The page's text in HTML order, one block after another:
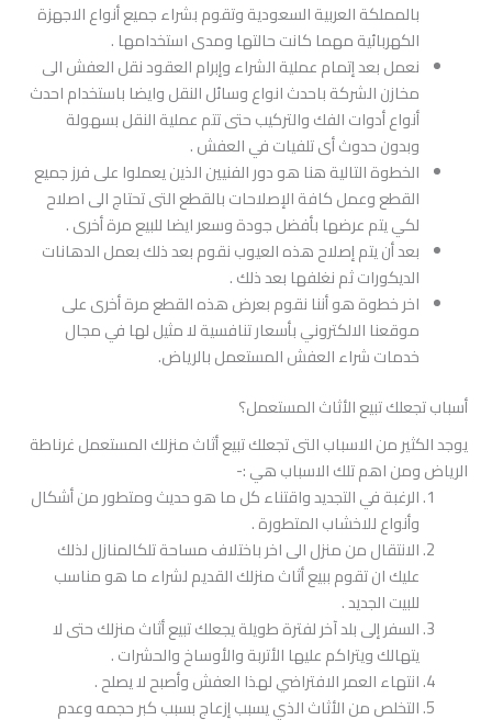
بالمملكة العربية السعودية وتقوم بشراء جميع أنواع الاجهزة
الكهربائية مهما كانت حالتها ومدى استخدامها .
نعمل بعد إتمام عملية الشراء وإبرام العقود نقل العفش الى
مخازن الشركة باحدث انواع وسائل النقل وايضا باستخدام احدث
أنواع أدوات الفك والتركيب حتى تتم عملية النقل بسهولة
وبدون حدوث أى تلفيات في العفش .
الخطوة التالية هنا هو دور الفنيين الذين يعملوا على فرز جميع
القطع وعمل كافة الإصلاحات بالقطع التى تحتاج الى اصلاح
لكي يتم عرضها بأفضل جودة وسعر ايضا للبيع مرة أخرى .
بعد أن يتم إصلاح هذه العيوب نقوم بعد ذلك بعمل الدهانات
الديكورات ثم نغلفها بعد ذلك .
اخر خطوة هو أننا نقوم بعرض هذه القطع مرة أخرى على
موقعنا الالكتروني بأسعار تنافسية لا مثيل لها في مجال
خدمات شراء العفش المستعمل بالرياض.
أسباب تجعلك تبيع الأثاث المستعمل؟
يوجد الكثير من الاسباب التى تجعلك تبيع أثاث منزلك المستعمل غرناطة
الرياض ومن اهم تلك الاسباب هي :-
الرغبة في التجديد واقتناء كل ما هو حديث ومتطور من أشكال
وأنواع للاخشاب المتطورة .
الانتقال من منزل الى اخر باختلاف مساحة تلكالمنازل لذلك
عليك ان تقوم ببيع أثاث منزلك القديم لشراء ما هو مناسب
للبيت الجديد .
السفر إلى بلد آخر لفترة طويلة يجعلك تبيع أثاث منزلك حتى لا
يتهالك ويتراكم عليها الأتربة والأوساخ والحشرات .
انتهاء العمر الافتراضي لهذا العفش وأصبح لا يصلح .
التخلص من الأثاث الذي يسبب إزعاج بسبب كبر حجمه وعدم